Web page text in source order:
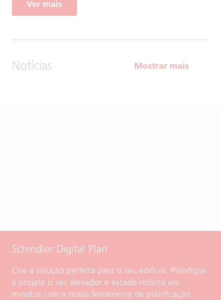
Ver mais
Notícias Mostrar mais
Schindler Digital Plan
Crie a solução perfeita para o seu edifício. Planifique
e projete o seu elevador e escada rolante em
minutos com a nossa ferramente de planificação